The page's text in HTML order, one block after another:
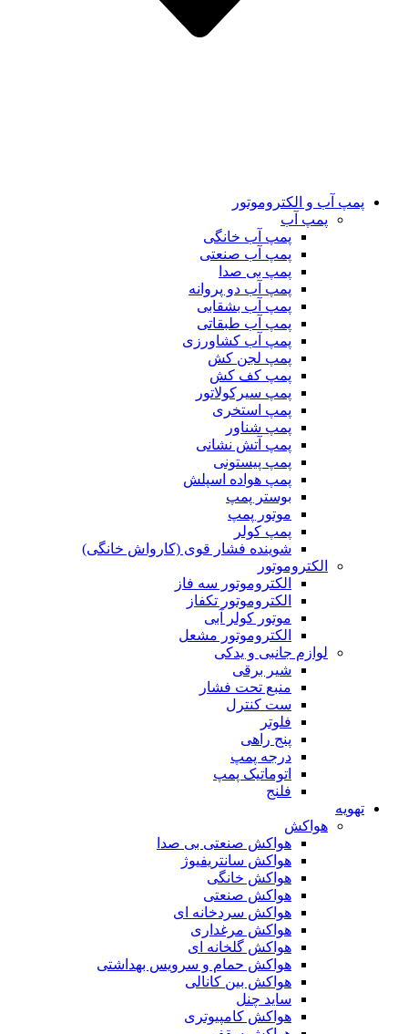
پمپ آب و الکتروموتور
پمپ آب
پمپ آب خانگی
پمپ آب صنعتی
پمپ بی صدا
پمپ آب دو پروانه
پمپ آب بشقابی
پمپ آب طبقاتی
پمپ آب کشاورزی
پمپ لجن کش
پمپ کف کش
پمپ سیرکولاتور
پمپ استخری
پمپ شناور
پمپ آتش نشانی
پمپ پیستونی
پمپ هواده اسپلش
بوستر پمپ
موتور پمپ
پمپ کولر
شوینده فشار قوی (کارواش خانگی)
الکتروموتور
الکتروموتور سه فاز
الکتروموتور تکفاز
موتور کولر آبی
الکتروموتور مشعل
لوازم جانبی و یدکی
شیر برقی
منبع تحت فشار
ست کنترل
فلوتر
پنج راهی
درجه پمپ
اتوماتیک پمپ
فلنج
تهویه
هواکش
هواکش صنعتی بی صدا
هواکش سانتریفیوژ
هواکش خانگی
هواکش صنعتی
هواکش سردخانه ای
هواکش مرغداری
هواکش گلخانه ای
هواکش حمام و سرویس بهداشتی
هواکش بین کانالی
ساید چنل
هواکش کامپیوتری